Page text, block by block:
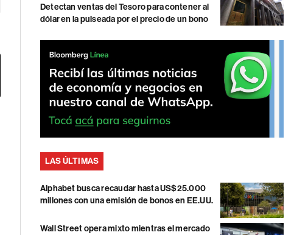
Detectan ventas del Tesoro para contener al
dólar en la pulseada por el precio de un bono
LAS ÚLTIMAS
Alphabet busca recaudar hasta US$25.000
millones con una emisión de bonos en EE.UU.
Wall Street opera mixto mientras el mercado